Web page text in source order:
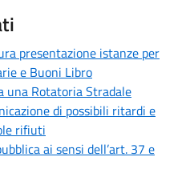
presentazione istanze per
e Buoni Libro
una Rotatoria Stradale
di possibili ritardi e
rifiuti
ai sensi dell’art. 37 e